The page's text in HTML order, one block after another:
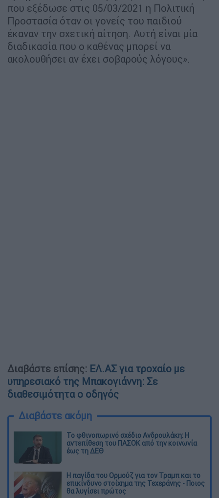
που εξέδωσε στις 05/03/2021 η Πολιτική
Προστασία όταν οι γονείς του παιδιού
έκαναν την σχετική αίτηση. Αυτή είναι μία
διαδικασία που ο καθένας μπορεί να
ακολουθήσει αν έχει σοβαρούς λόγους».
Διαβάστε επίσης: ΕΛ.ΑΣ για τροχαίο με
υπηρεσιακό της Μπακογιάννη: Σε
διαθεσιμότητα ο οδηγός
Διαβάστε ακόμη
Το φθινοπωρινό σχέδιο Ανδρουλάκη: Η
αντεπίθεση του ΠΑΣΟΚ από την κοινωνία
έως τη ΔΕΘ
Η παγίδα του Ορμούζ για τον Τραμπ και το
επικίνδυνο στοίχημα της Τεχεράνης - Ποιος
θα λυγίσει πρώτος